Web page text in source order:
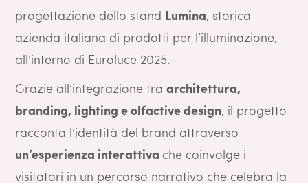
progettazione dello stand Lumina, storica
azienda italiana di prodotti per l’illuminazione,
all’interno di Euroluce 2025.
Grazie all’integrazione tra architettura,
branding, lighting e olfactive design, il progetto
racconta l’identità del brand attraverso
un’esperienza interattiva che coinvolge i
visitatori in un percorso narrativo che celebra la